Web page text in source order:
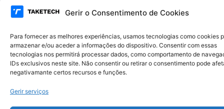
Gerir o Consentimento de Cookies
Para fornecer as melhores experiências, usamos tecnologias como cookies
armazenar e/ou aceder a informações do dispositivo. Consentir com essas
tecnologias nos permitirá processar dados, como comportamento de
IDs exclusivos neste site. Não consentir ou retirar o consentimento pode
negativamante certos recursos e funções.
Gerir serviços